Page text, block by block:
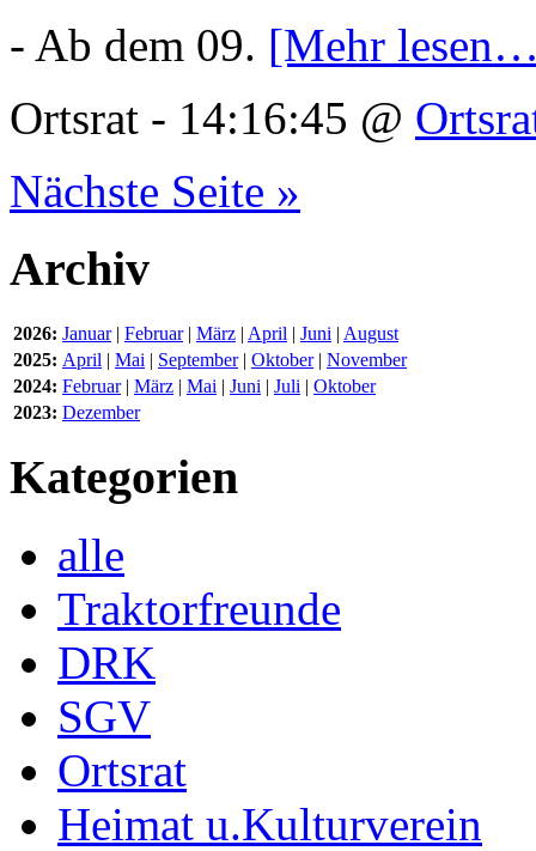
- Ab dem 09. [Mehr
Ortsrat - 14:16:45 @
Nächste Seite »
Archiv
2026: Januar| Februar| März | April | Juni | August
2025: April | Mai | September| Oktober| November
2024: Februar| März | Mai | Juni | Juli | Oktober
2023: Dezember
Kategorien
alle
Traktorfreunde
DRK
SGV
Ortsrat
Heimat u.Kulturverein